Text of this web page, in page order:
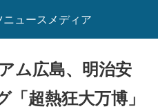
ニュースメディア
ム広島、明治安
「超熱狂大万博」